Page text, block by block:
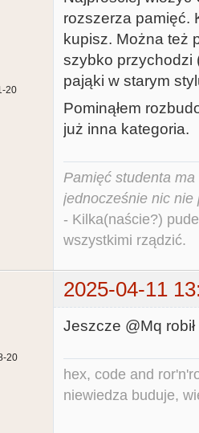
20
rozszerza pamięć.
kupisz. Można też
szybko przychodzi
pająki w starym
Pominąłem
już inna kategoria.
Pamięć studenta
jednocześnie nic nie
- Kilka(naście?)
wszystkimi rządzić.
2025-04-11
20
Jeszcze @Mq robił
hex, code and
niewiedza buduje,